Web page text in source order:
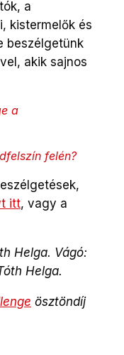
a
kistermelők és
beszélgetünk
akik sajnos
a
felén?
itt, vagy a
Helga. Vágó:
Helga.
ösztöndíj